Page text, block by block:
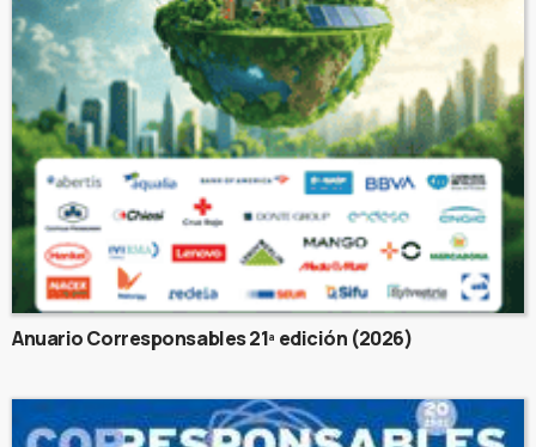
Anuario Corresponsables 21ª edición (2026)